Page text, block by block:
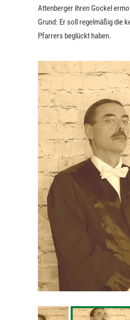
Attenberger ihren Gockel
Grund: Er soll regelmäßig die
Pfarrers beglückt haben.